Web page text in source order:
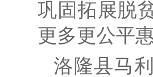
巩固拓展脱
更多更公平
洛隆县马